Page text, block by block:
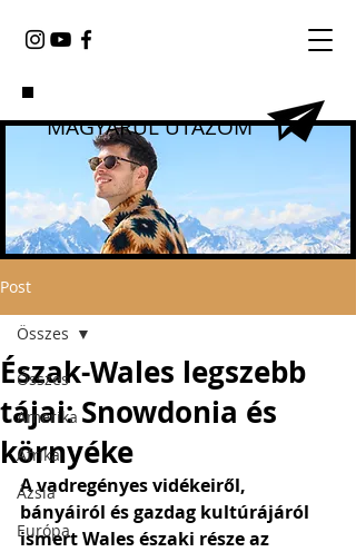
MAGYARUL UTAZOM
Post
Összes
Amerika
Afrika
Ázsia
Európa
Összes
Észak-Wales legszebb
tájai: Snowdonia és
környéke
A vadregényes vidékeiről,
bányáiról és gazdag kultúrájáról
ismert Wales északi része az